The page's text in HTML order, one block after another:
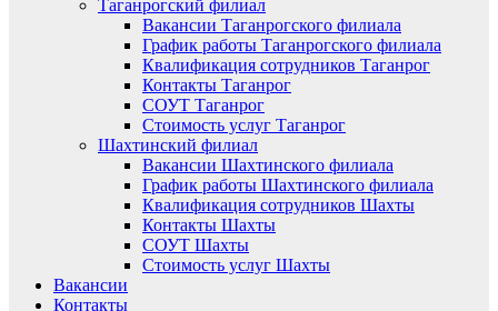
Таганрогский филиал
Вакансии Таганрогского филиала
График работы Таганрогского филиала
Квалификация сотрудников Таганрог
Контакты Таганрог
СОУТ Таганрог
Стоимость услуг Таганрог
Шахтинский филиал
Вакансии Шахтинского филиала
График работы Шахтинского филиала
Квалификация сотрудников Шахты
Контакты Шахты
СОУТ Шахты
Стоимость услуг Шахты
Вакансии
Контакты